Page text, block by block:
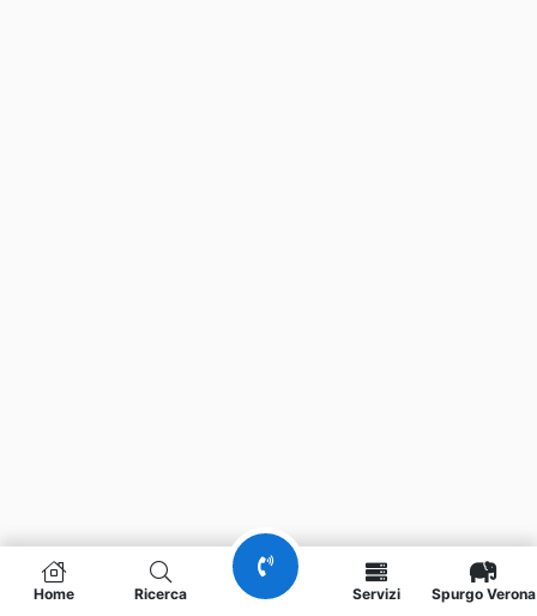
Home Ricerca Servizi Spurgo Verona